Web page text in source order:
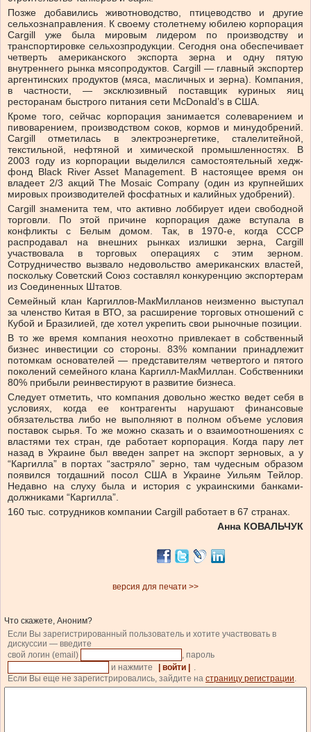
Позже добавились животноводство, птицеводство и другие
сельхознаправления. К своему столетнему юбилею корпорация
Cargill уже была мировым лидером по производству и
транспортировке сельхозпродукции. Сегодня она обеспечивает
четверть американского экспорта зерна и одну пятую
внутреннего рынка мясопродуктов. Cargill — главный экспортер
аргентинских продуктов (мяса, масличных и зерна). Компания,
в частности, — эксклюзивный поставщик куриных яиц
ресторанам быстрого питания сети McDonald’s в США.
Кроме того, сейчас корпорация занимается солеварением и
пивоварением, производством соков, кормов и минудобрений.
Cargill отметилась в электроэнергетике, сталелитейной,
текстильной, нефтяной и химической промышленностях. В
2003 году из корпорации выделился самостоятельный хедж-
фонд Black River Asset Management. В настоящее время он
владеет 2/3 акций The Mosaic Company (один из крупнейших
мировых производителей фосфатных и калийных удобрений).
Cargill знаменита тем, что активно лоббирует идеи свободной
торговли. По этой причине корпорация даже вступала в
конфликты с Белым домом. Так, в 1970-е, когда СССР
распродавал на внешних рынках излишки зерна, Cargill
участвовала в торговых операциях с этим зерном.
Сотрудничество вызвало недовольство американских властей,
поскольку Советский Союз составлял конкуренцию экспортерам
из Соединенных Штатов.
Семейный клан Каргиллов-МакМилланов неизменно выступал
за членство Китая в ВТО, за расширение торговых отношений с
Кубой и Бразилией, где хотел укрепить свои рыночные позиции.
В то же время компания неохотно привлекает в собственный
бизнес инвестиции со стороны. 83% компании принадлежит
потомкам основателей — представителям четвертого и пятого
поколений семейного клана Каргилл-МакМиллан. Собственники
80% прибыли реинвестируют в развитие бизнеса.
Следует отметить, что компания довольно жестко ведет себя в
условиях, когда ее контрагенты нарушают финансовые
обязательства либо не выполняют в полном объеме условия
поставок сырья. То же можно сказать и о взаимоотношениях с
властями тех стран, где работает корпорация. Когда пару лет
назад в Украине был введен запрет на экспорт зерновых, а у
“Каргилла” в портах “застряло” зерно, там чудесным образом
появился тогдашний посол США в Украине Уильям Тейлор.
Недавно на слуху была и история с украинскими банками-
должниками “Каргилла”.
160 тыс. сотрудников компании Cargill работает в 67 странах.
Анна КОВАЛЬЧУК
версия для печати >>
Что скажете, Аноним?
Если Вы зарегистрированный пользователь и хотите участвовать в
дискуссии — введите
свой логин (email)
, пароль
и нажмите
| войти |
.
Если Вы еще не зарегистрировались, зайдите на страницу регистрации.